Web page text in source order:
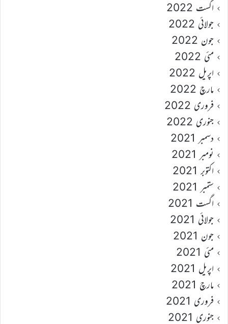
اگست 2022
جولائی 2022
جون 2022
مئی 2022
اپریل 2022
مارچ 2022
فروری 2022
جنوری 2022
دسمبر 2021
نومبر 2021
اکتوبر 2021
ستمبر 2021
اگست 2021
جولائی 2021
جون 2021
مئی 2021
اپریل 2021
مارچ 2021
فروری 2021
جنوری 2021